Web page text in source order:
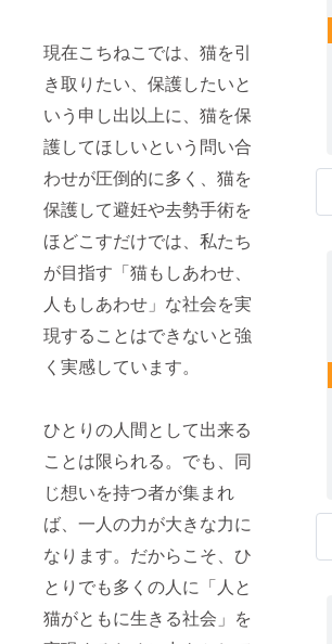
現在こちねこでは、猫を引
き取りたい、保護したいと
いう申し出以上に、猫を保
護してほしいという問い合
わせが圧倒的に多く、猫を
保護して避妊や去勢手術を
ほどこすだけでは、私たち
が目指す「猫もしあわせ、
人もしあわせ」な社会を実
現することはできないと強
く実感しています。
ひとりの人間として出来る
ことは限られる。でも、同
じ想いを持つ者が集まれ
ば、一人の力が大きな力に
なります。だからこそ、ひ
とりでも多くの人に「人と
猫がともに生きる社会」を